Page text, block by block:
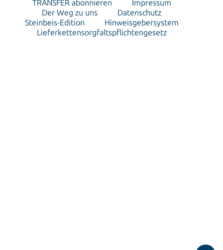
TRANSFER abonnieren
Impressum
Der Weg zu uns
Datenschutz
Steinbeis-Edition
Hinweisgebersystem
Lieferkettensorgfaltspflichtengesetz